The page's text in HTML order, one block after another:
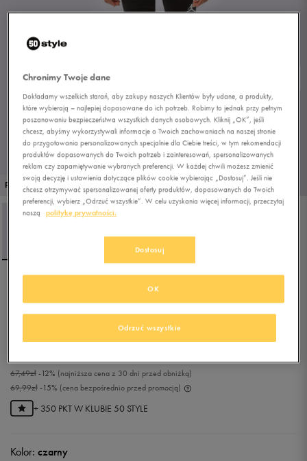
PROMO: DO -30%
ESSENTIALS BIKE G
69,99zł-15% (cena bezpośrednio przed promocją)
67,49zł-12% (najniższa cena z 30 dni przed obniżką)
+ 350 PKT W KLUBIE 50 STYLE
Kolor: czarny
Chronimy Twoje dane
Dokładamy wszelkich starań, aby zakupy naszych Klientów były udane, a produkty,
które wybierają – najlepiej dopasowane do ich potrzeb. Robimy to jednak przy pełnym
poszanowaniu bezpieczeństwa wszystkich danych osobowych. Kliknij „OK”, jeśli
chcesz, abyśmy wykorzystywali informacje o Twoich zachowaniach na naszej stronie
do przygotowania personalizowanych specjalnie dla Ciebie treści, w tym rekomendacji
produktów dopasowanych do Twoich potrzeb i zainteresowań, spersonalizowanych
reklam czy zapamiętywanie wybranych preferencji. W każdej chwili możesz zmienić
swoją decyzję i ustawienia dotyczące plików cookie wybierając „Dostosuj”. Jeśli nie
chcesz otrzymywać spersonalizowanej oferty produktów, dopasowanych do Twoich
preferencji, wybierz „Odrzuć wszystkie”. W celu uzyskania więcej informacji, przeczytaj
naszą
politykę prywatności.
Dostosuj
Odrzuć wszystkie
OK